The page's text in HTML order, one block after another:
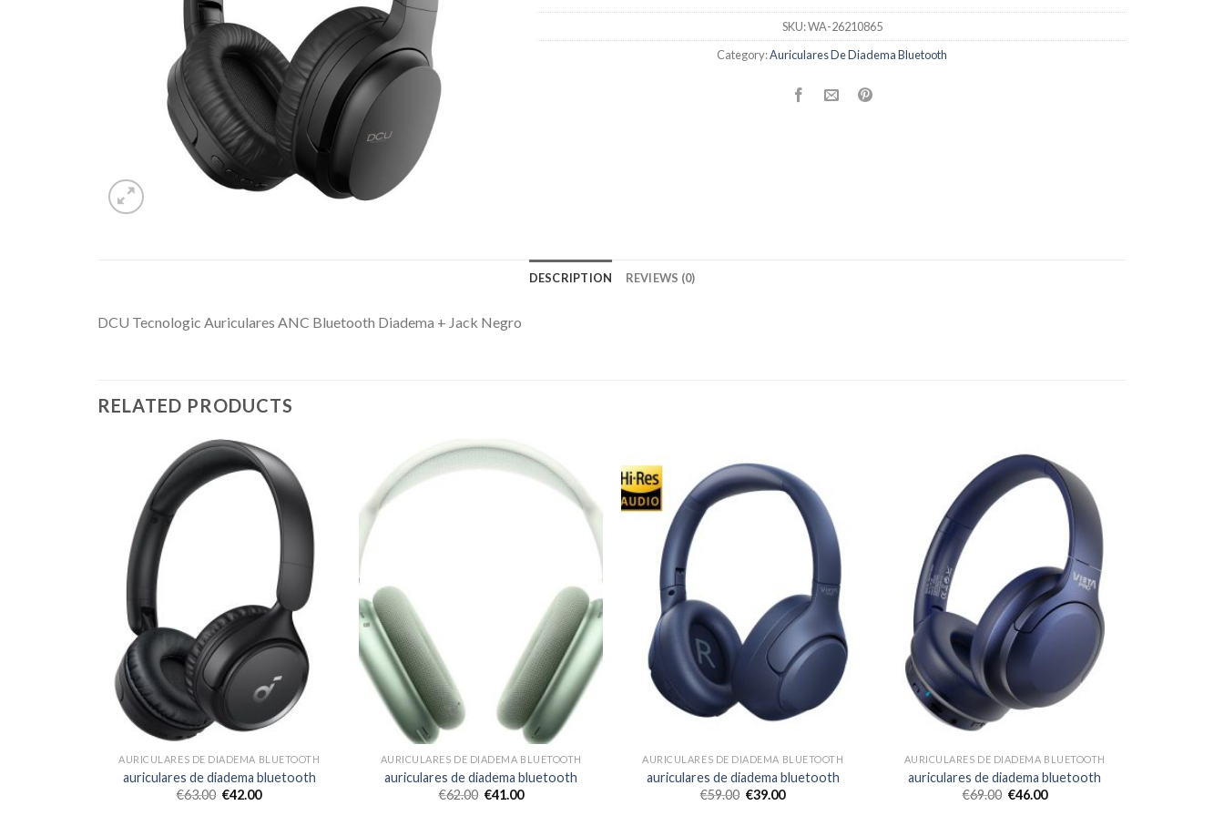
SKU:WA-26210865
Category:Auriculares De Diadema Bluetooth
DESCRIPTION REVIEWS (0)
DCU Tecnologic Auriculares ANC Bluetooth Diadema + Jack Negro
RELATED PRODUCTS
AURICULARES DE DIADEMA BLUETOOTH
auriculares de diadema bluetooth
€63.00 €42.00
AURICULARES DE DIADEMA BLUETOOTH
auriculares de diadema bluetooth
€62.00 €41.00
AURICULARES DE DIADEMA BLUETOOTH
auriculares de diadema bluetooth
€59.00 €39.00
AURICULARES DE DIADEMA BLUETOOTH
auriculares de diadema bluetooth
€69.00 €46.00